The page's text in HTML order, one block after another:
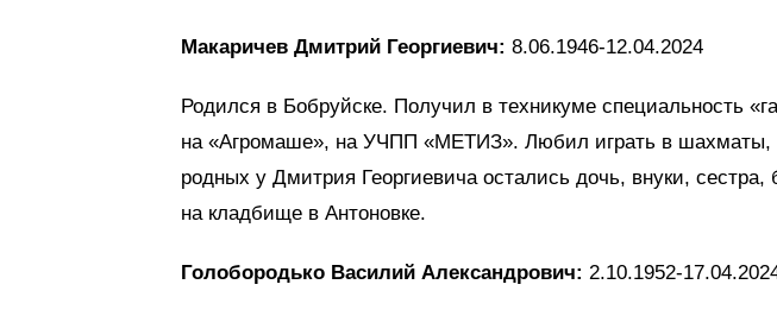
Макаричев Дмитрий Георгиевич: 8.06.1946-12.04.2024
Родился в Бобруйске. Получил в техникуме специальность
на «Агромаше», на УЧПП «МЕТИЗ». Любил играть в шахматы,
родных у Дмитрия Георгиевича остались дочь, внуки, сестра,
на кладбище в Антоновке.
Голобородько Василий Александрович: 2.10.1952-